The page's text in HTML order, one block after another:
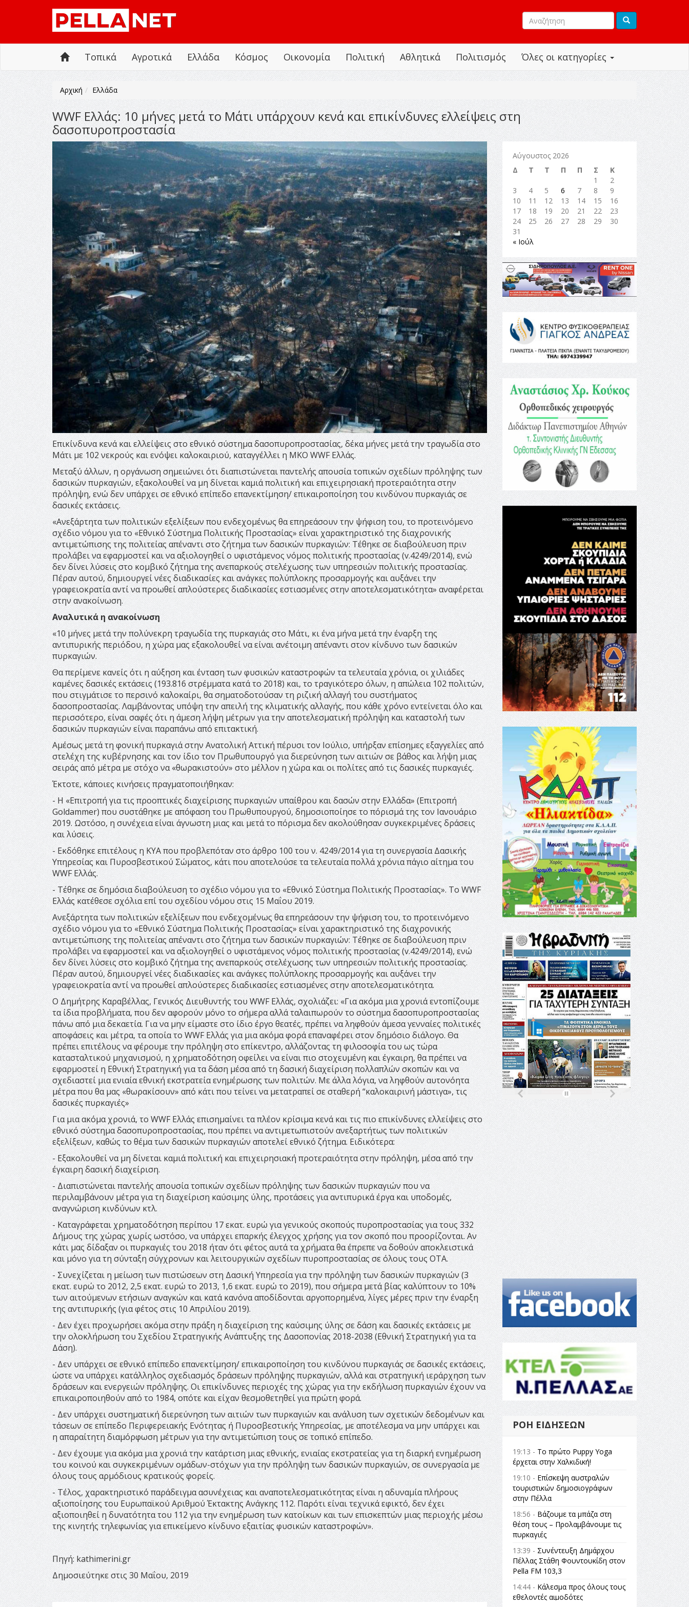
Όλες οι κατηγορίες
Τοπικά Αγροτικά Ελλάδα Κόσμος Οικονομία Πολιτική Αθλητικά Πολιτισμός
Αρχική Ελλάδα
WWF Ελλάς: 10 μήνες μετά το Μάτι υπάρχουν κενά και επικίνδυνες ελλείψεις στη
δασοπυροπροστασία
Επικίνδυνα κενά και ελλείψεις στο εθνικό σύστημα δασοπυροπροστασίας, δέκα μήνες μετά την τραγωδία στο
Μάτι με 102 νεκρούς και ενόψει καλοκαιριού, καταγγέλλει η ΜΚΟ WWF Ελλάς.
Μεταξύ άλλων, η οργάνωση σημειώνει ότι διαπιστώνεται παντελής απουσία τοπικών σχεδίων πρόληψης των
δασικών πυρκαγιών, εξακολουθεί να μη δίνεται καμιά πολιτική και επιχειρησιακή προτεραιότητα στην
πρόληψη, ενώ δεν υπάρχει σε εθνικό επίπεδο επανεκτίμηση/ επικαιροποίηση του κινδύνου πυρκαγιάς σε
δασικές εκτάσεις.
«Ανεξάρτητα των πολιτικών εξελίξεων που ενδεχομένως θα επηρεάσουν την ψήφιση του, το προτεινόμενο
σχέδιο νόμου για το «Εθνικό Σύστημα Πολιτικής Προστασίας» είναι χαρακτηριστικό της διαχρονικής
αντιμετώπισης της πολιτείας απέναντι στο ζήτημα των δασικών πυρκαγιών: Τέθηκε σε διαβούλευση πριν
προλάβει να εφαρμοστεί και να αξιολογηθεί ο υφιστάμενος νόμος πολιτικής προστασίας (v.4249/2014), ενώ
δεν δίνει λύσεις στο κομβικό ζήτημα της ανεπαρκούς στελέχωσης των υπηρεσιών πολιτικής προστασίας.
Πέραν αυτού, δημιουργεί νέες διαδικασίες και ανάγκες πολύπλοκης προσαρμογής και αυξάνει την
γραφειοκρατία αντί να προωθεί απλούστερες διαδικασίες εστιασμένες στην αποτελεσματικότητα» αναφέρεται
στην ανακοίνωση.
Αναλυτικά η ανακοίνωση
«10 μήνες μετά την πολύνεκρη τραγωδία της πυρκαγιάς στο Μάτι, κι ένα μήνα μετά την έναρξη της
αντιπυρικής περιόδου, η χώρα μας εξακολουθεί να είναι ανέτοιμη απέναντι στον κίνδυνο των δασικών
πυρκαγιών.
Θα περίμενε κανείς ότι η αύξηση και ένταση των φυσικών καταστροφών τα τελευταία χρόνια, οι χιλιάδες
καμένες δασικές εκτάσεις (193.816 στρέμματα κατά το 2018) και, το τραγικότερο όλων, η απώλεια 102 πολιτών,
που στιγμάτισε το περσινό καλοκαίρι, θα σηματοδοτούσαν τη ριζική αλλαγή του συστήματος
δασοπροστασίας. Λαμβάνοντας υπόψη την απειλή της κλιματικής αλλαγής, που κάθε χρόνο εντείνεται όλο και
περισσότερο, είναι σαφές ότι η άμεση λήψη μέτρων για την αποτελεσματική πρόληψη και καταστολή των
δασικών πυρκαγιών είναι παραπάνω από επιτακτική.
Aμέσως μετά τη φονική πυρκαγιά στην Ανατολική Αττική πέρυσι τον Ιούλιο, υπήρξαν επίσημες εξαγγελίες από
στελέχη της κυβέρνησης και τον ίδιο τον Πρωθυπουργό για διερεύνηση των αιτιών σε βάθος και λήψη μιας
σειράς από μέτρα με στόχο να «θωρακιστούν» στο μέλλον η χώρα και οι πολίτες από τις δασικές πυρκαγιές.
Έκτοτε, κάποιες κινήσεις πραγματοποιήθηκαν:
- Η «Επιτροπή για τις προοπτικές διαχείρισης πυρκαγιών υπαίθρου και δασών στην Ελλάδα» (Επιτροπή
Goldammer) που συστάθηκε με απόφαση του Πρωθυπουργού, δημοσιοποίησε το πόρισμά της τον Ιανουάριο
2019. Ωστόσο, η συνέχεια είναι άγνωστη μιας και μετά το πόρισμα δεν ακολούθησαν συγκεκριμένες δράσεις
και λύσεις.
- Εκδόθηκε επιτέλους η ΚΥΑ που προβλεπόταν στο άρθρο 100 του ν. 4249/2014 για τη συνεργασία Δασικής
Υπηρεσίας και Πυροσβεστικού Σώματος, κάτι που αποτελούσε τα τελευταία πολλά χρόνια πάγιο αίτημα του
WWF Ελλάς.
- Τέθηκε σε δημόσια διαβούλευση το σχέδιο νόμου για το «Εθνικό Σύστημα Πολιτικής Προστασίας». Το WWF
Ελλάς κατέθεσε σχόλια επί του σχεδίου νόμου στις 15 Μαΐου 2019.
Ανεξάρτητα των πολιτικών εξελίξεων που ενδεχομένως θα επηρεάσουν την ψήφιση του, το προτεινόμενο
σχέδιο νόμου για το «Εθνικό Σύστημα Πολιτικής Προστασίας» είναι χαρακτηριστικό της διαχρονικής
αντιμετώπισης της πολιτείας απέναντι στο ζήτημα των δασικών πυρκαγιών: Τέθηκε σε διαβούλευση πριν
προλάβει να εφαρμοστεί και να αξιολογηθεί ο υφιστάμενος νόμος πολιτικής προστασίας (v.4249/2014), ενώ
δεν δίνει λύσεις στο κομβικό ζήτημα της ανεπαρκούς στελέχωσης των υπηρεσιών πολιτικής προστασίας.
Πέραν αυτού, δημιουργεί νέες διαδικασίες και ανάγκες πολύπλοκης προσαρμογής και αυξάνει την
γραφειοκρατία αντί να προωθεί απλούστερες διαδικασίες εστιασμένες στην αποτελεσματικότητα.
O Δημήτρης Καραβέλλας, Γενικός Διευθυντής του WWF Ελλάς, σχολιάζει: «Για ακόμα μια χρονιά εντοπίζουμε
τα ίδια προβλήματα, που δεν αφορούν μόνο το σήμερα αλλά ταλαιπωρούν το σύστημα δασοπυροπροστασίας
πάνω από μια δεκαετία. Για να μην είμαστε στο ίδιο έργο θεατές, πρέπει να ληφθούν άμεσα γενναίες πολιτικές
αποφάσεις και μέτρα, τα οποία το WWF Ελλάς για μια ακόμα φορά επαναφέρει στον δημόσιο διάλογο. Θα
πρέπει επιτέλους να φέρουμε την πρόληψη στο επίκεντρο, αλλάζοντας τη φιλοσοφία του ως τώρα
κατασταλτικού μηχανισμού, η χρηματοδότηση οφείλει να είναι πιο στοχευμένη και έγκαιρη, θα πρέπει να
εφαρμοστεί η Εθνική Στρατηγική για τα δάση μέσα από τη δασική διαχείριση πολλαπλών σκοπών και να
σχεδιαστεί μια ενιαία εθνική εκστρατεία ενημέρωσης των πολιτών. Με άλλα λόγια, να ληφθούν αυτονόητα
μέτρα που θα μας «θωρακίσουν» από κάτι που τείνει να μετατραπεί σε σταθερή “καλοκαιρινή μάστιγα», τις
δασικές πυρκαγιές»
Για μια ακόμα χρονιά, το WWF Ελλάς επισημαίνει τα πλέον κρίσιμα κενά και τις πιο επικίνδυνες ελλείψεις στο
εθνικό σύστημα δασοπυροπροστασίας, που πρέπει να αντιμετωπιστούν ανεξαρτήτως των πολιτικών
εξελίξεων, καθώς το θέμα των δασικών πυρκαγιών αποτελεί εθνικό ζήτημα. Ειδικότερα:
- Εξακολουθεί να μη δίνεται καμιά πολιτική και επιχειρησιακή προτεραιότητα στην πρόληψη, μέσα από την
έγκαιρη δασική διαχείριση.
- Διαπιστώνεται παντελής απουσία τοπικών σχεδίων πρόληψης των δασικών πυρκαγιών που να
περιλαμβάνουν μέτρα για τη διαχείριση καύσιμης ύλης, προτάσεις για αντιπυρικά έργα και υποδομές,
αναγνώριση κινδύνων κτλ.
- Καταγράφεται χρηματοδότηση περίπου 17 εκατ. ευρώ για γενικούς σκοπούς πυροπροστασίας για τους 332
Δήμους της χώρας χωρίς ωστόσο, να υπάρχει επαρκής έλεγχος χρήσης για τον σκοπό που προορίζονται. Αν
κάτι μας δίδαξαν οι πυρκαγιές του 2018 ήταν ότι φέτος αυτά τα χρήματα θα έπρεπε να δοθούν αποκλειστικά
και μόνο για τη σύνταξη σύγχρονων και λειτουργικών σχεδίων πυροπροστασίας σε όλους τους ΟΤΑ.
- Συνεχίζεται η μείωση των πιστώσεων στη Δασική Υπηρεσία για την πρόληψη των δασικών πυρκαγιών (3
εκατ. ευρώ το 2012, 2,5 εκατ. ευρώ το 2013, 1,6 εκατ. ευρώ το 2019), που σήμερα μετά βίας καλύπτουν το 10%
των αιτούμενων ετήσιων αναγκών και κατά κανόνα αποδίδονται αργοπορημένα, λίγες μέρες πριν την έναρξη
της αντιπυρικής (για φέτος στις 10 Απριλίου 2019).
- Δεν έχει προχωρήσει ακόμα στην πράξη η διαχείριση της καύσιμης ύλης σε δάση και δασικές εκτάσεις με
την ολοκλήρωση του Σχεδίου Στρατηγικής Ανάπτυξης της Δασοπονίας 2018-2038 (Εθνική Στρατηγική για τα
Δάση).
- Δεν υπάρχει σε εθνικό επίπεδο επανεκτίμηση/ επικαιροποίηση του κινδύνου πυρκαγιάς σε δασικές εκτάσεις,
ώστε να υπάρχει κατάλληλος σχεδιασμός δράσεων πρόληψης πυρκαγιών, αλλά και στρατηγική ιεράρχηση των
δράσεων και ενεργειών πρόληψης. Οι επικίνδυνες περιοχές της χώρας για την εκδήλωση πυρκαγιών έχουν να
επικαιροποιηθούν από το 1984, οπότε και είχαν θεσμοθετηθεί για πρώτη φορά.
- Δεν υπάρχει συστηματική διερεύνηση των αιτιών των πυρκαγιών και ανάλυση των σχετικών δεδομένων και
τάσεων σε επίπεδο Περιφερειακής Ενότητας ή Πυροσβεστικής Υπηρεσίας, με αποτέλεσμα να μην υπάρχει και
η απαραίτητη διαμόρφωση μέτρων για την αντιμετώπιση τους σε τοπικό επίπεδο.
- Δεν έχουμε για ακόμα μια χρονιά την κατάρτιση μιας εθνικής, ενιαίας εκστρατείας για τη διαρκή ενημέρωση
του κοινού και συγκεκριμένων ομάδων-στόχων για την πρόληψη των δασικών πυρκαγιών, σε συνεργασία με
όλους τους αρμόδιους κρατικούς φορείς.
- Τέλος, χαρακτηριστικό παράδειγμα ασυνέχειας και αναποτελεσματικότητας είναι η αδυναμία πλήρους
αξιοποίησης του Ευρωπαϊκού Αριθμού Έκτακτης Ανάγκης 112. Παρότι είναι τεχνικά εφικτό, δεν έχει
αξιοποιηθεί η δυνατότητα του 112 για την ενημέρωση των κατοίκων και των επισκεπτών μιας περιοχής μέσω
της κινητής τηλεφωνίας για επικείμενο κίνδυνο εξαιτίας φυσικών καταστροφών».
Πηγή: kathimerini.gr
Δημοσιεύτηκε στις 30 Μαΐου, 2019
Αύγουστος 2026
Δ
Τ Τ Π Π Σ
Κ
1
2
3
4 5 6 7 8
9
10
11 12 13 14 15
16
17
18 19 20 21 22
23
24
25 26 27 28 29
30
31
« Ιούλ
ΡΟΉ ΕΙΔΉΣΕΩΝ
19:13 - Το πρώτο Puppy Yoga
έρχεται στην Χαλκιδική!
19:10 - Επίσκεψη αυστραλών
τουριστικών δημοσιογράφων
στην Πέλλα
18:56 - Βάζουμε τα μπάζα στη
θέση τους – Προλαμβάνουμε τις
πυρκαγιές
13:39 - Συνέντευξη Δημάρχου
Πέλλας Στάθη Φουντουκίδη στον
Pella FM 103,3
14:44 - Κάλεσμα προς όλους τους
εθελοντές αιμοδότες